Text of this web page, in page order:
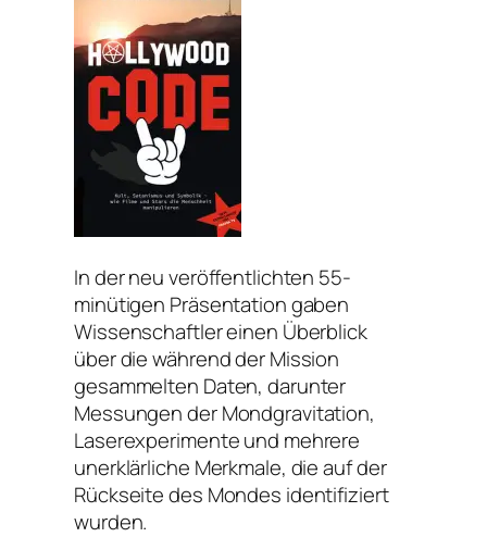
In der neu veröffentlichten 55-
minütigen Präsentation gaben
Wissenschaftler einen Überblick
über die während der Mission
gesammelten Daten, darunter
Messungen der Mondgravitation,
Laserexperimente und mehrere
unerklärliche Merkmale, die auf der
Rückseite des Mondes identifiziert
wurden.